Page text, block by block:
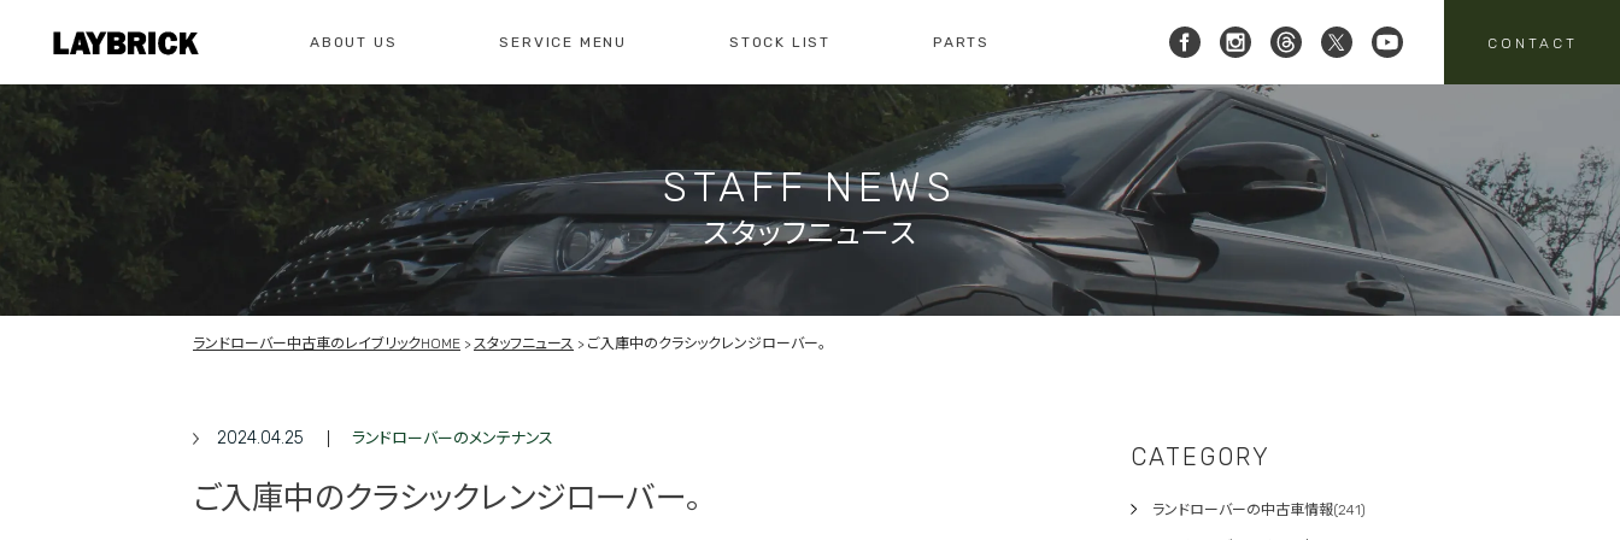
ABOUT US
私たちについて レイブリックについて 店舗紹介 会社概要 スタッフニュース
SERVICE MENU
サービスメニュー 修理・整備・故障診断 車検・点検のご案内 注文販売 買取
STOCK LIST PARTS CONTACT
お問い合わせ 0561-61-3930
10:00-19:00
[ レイブリック三郷店 ]
048-951-4136
10:00-18:00 定休日:水曜日
総合お問い合わせ
お問い合わせ
お問い合わせ
買取のお問い合わせ 注文販売のお問い合わせ
パーツ・アクセサリーの
お問い合わせ
STAFF NEWS
スタッフニュース
ランドローバー中古車のレイブリックHOME スタッフニュース ご入庫中のクラシックレンジローバー。
2024.04.25 ランドローバーのメンテナンス
ご入庫中のクラシックレンジローバー。
CATEGORY
ランドローバーの中古車情報(241)